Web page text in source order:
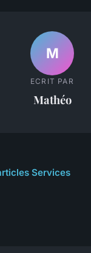
M
ECRIT PAR
Mathéo
Services